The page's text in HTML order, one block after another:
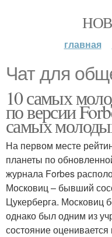
главная
Чат для
10 самых
по версии
самых
На первом месте
планеты по
журнала Forbes
Московиц – бывший
Цукерберга. Московиц
однако был одним из
состояние